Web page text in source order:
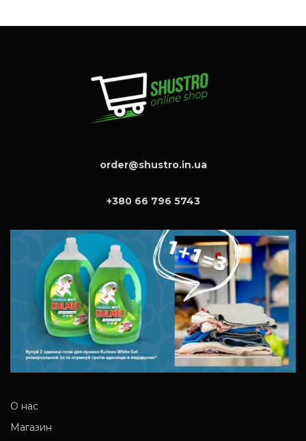
order@shustro.in.ua
+380 66 796 5743
О нас
Магазин